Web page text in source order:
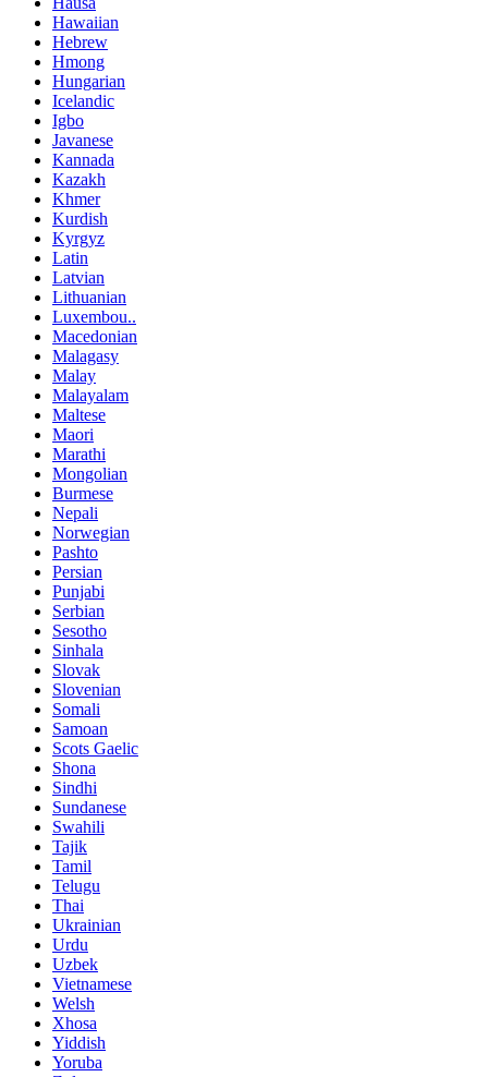
Hawaiian
Hebrew
Hmong
Hungarian
Icelandic
Igbo
Javanese
Kannada
Kazakh
Khmer
Kurdish
Kyrgyz
Latin
Latvian
Lithuanian
Luxembou..
Macedonian
Malagasy
Malay
Malayalam
Maltese
Maori
Marathi
Mongolian
Burmese
Nepali
Norwegian
Pashto
Persian
Punjabi
Serbian
Sesotho
Sinhala
Slovak
Slovenian
Somali
Samoan
Scots Gaelic
Shona
Sindhi
Sundanese
Swahili
Tajik
Tamil
Telugu
Thai
Ukrainian
Urdu
Uzbek
Vietnamese
Welsh
Xhosa
Yiddish
Yoruba